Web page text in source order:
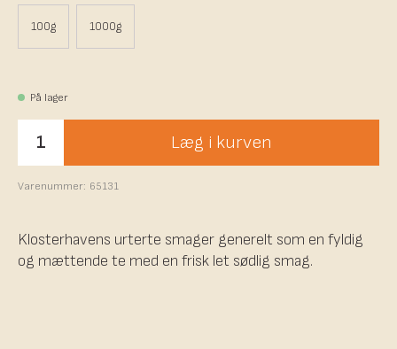
100g 1000g
På lager
Læg i kurven
Varenummer: 65131
Klosterhavens urterte smager generelt som en fyldig
og mættende te med en frisk let sødlig smag.